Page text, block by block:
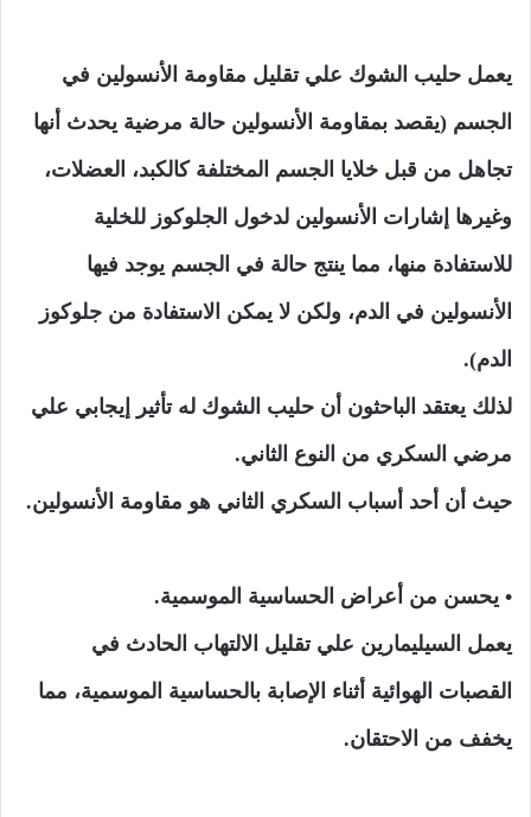
يعمل حليب الشوك علي تقليل مقاومة الأنسولين في
الجسم (يقصد بمقاومة الأنسولين حالة مرضية يحدث أنها
تجاهل من قبل خلايا الجسم المختلفة كالكبد، العضلات،
وغيرها إشارات الأنسولين لدخول الجلوكوز للخلية
للاستفادة منها، مما ينتج حالة في الجسم يوجد فيها
الأنسولين في الدم، ولكن لا يمكن الاستفادة من جلوكوز
الدم).
لذلك يعتقد الباحثون أن حليب الشوك له تأثير إيجابي علي
مرضي السكري من النوع الثاني.
حيث أن أحد أسباب السكري الثاني هو مقاومة الأنسولين.
• يحسن من أعراض الحساسية الموسمية.
يعمل السيليمارين علي تقليل الالتهاب الحادث في
القصبات الهوائية أثناء الإصابة بالحساسية الموسمية، مما
يخفف من الاحتقان.